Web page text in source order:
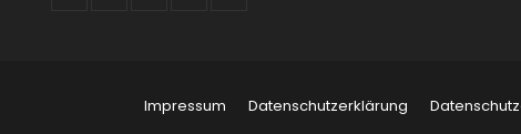
Impressum Datenschutzerklärung